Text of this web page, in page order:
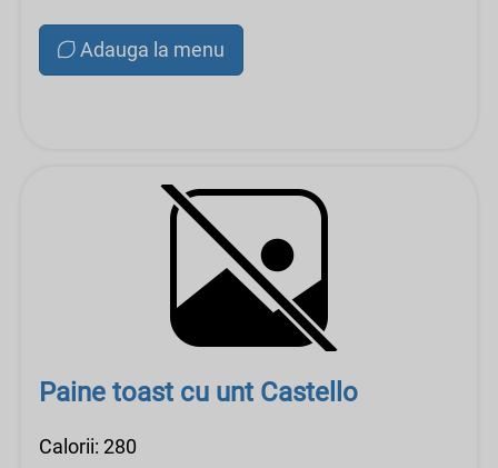
Adauga la menu
Paine toast cu unt Castello
Calorii: 280